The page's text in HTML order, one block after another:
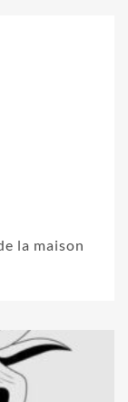
la maison